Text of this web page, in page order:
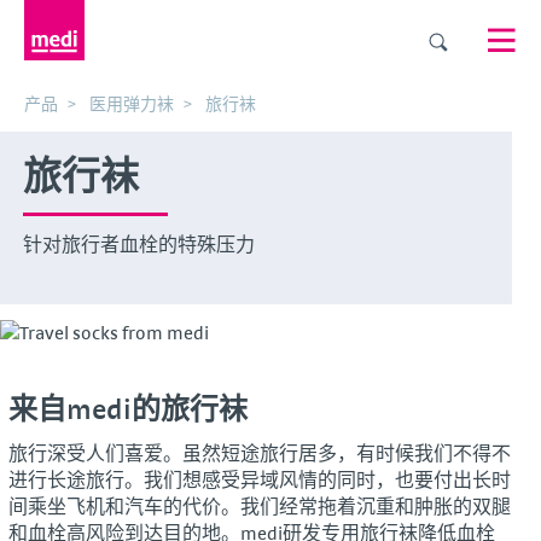
产品 医用弹力袜 旅行袜
旅行袜
针对旅行者血栓的特殊压力
来自medi的旅行袜
旅行深受人们喜爱。虽然短途旅行居多，有时候我们不得不
进行长途旅行。我们想感受异域风情的同时，也要付出长时
间乘坐飞机和汽车的代价。我们经常拖着沉重和肿胀的双腿
和血栓高风险到达目的地。medi研发专用旅行袜降低血栓